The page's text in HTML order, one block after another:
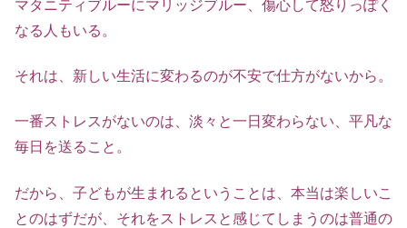
マタニティブルーにマリッジブルー、傷心して怒りっぽく
なる人もいる。
それは、新しい生活に変わるのが不安で仕方がないから。
一番ストレスがないのは、淡々と一日変わらない、平凡な
毎日を送ること。
だから、子どもが生まれるということは、本当は楽しいこ
とのはずだが、それをストレスと感じてしまうのは普通の